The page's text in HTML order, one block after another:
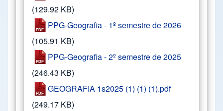
(129.92 KB)
PPG-Geografia - 1º semestre de 2026
(105.91 KB)
PPG-Geografia - 2º semestre de 2025
(246.43 KB)
GEOGRAFIA 1s2025 (1) (1) (1).pdf
(249.17 KB)